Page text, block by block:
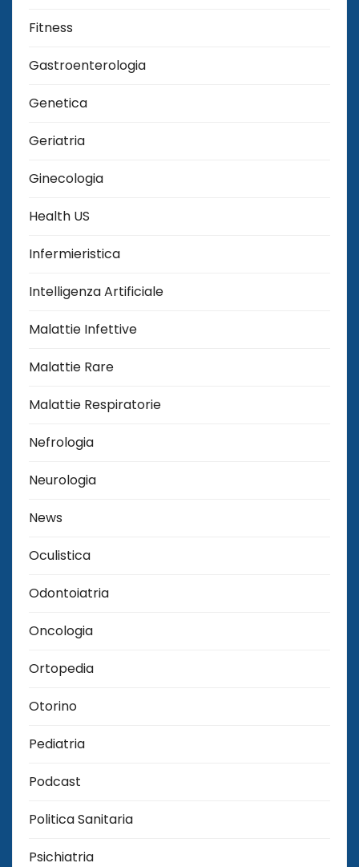
Fitness
Gastroenterologia
Genetica
Geriatria
Ginecologia
Health US
Infermieristica
Intelligenza Artificiale
Malattie Infettive
Malattie Rare
Malattie Respiratorie
Nefrologia
Neurologia
News
Oculistica
Odontoiatria
Oncologia
Ortopedia
Otorino
Pediatria
Podcast
Politica Sanitaria
Psichiatria